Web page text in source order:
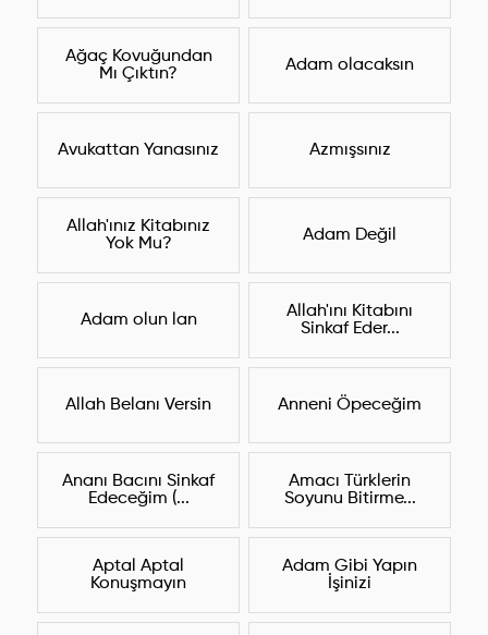
Ağaç Kovuğundan
Mı Çıktın?
Adam olacaksın
Avukattan Yanasınız Azmışsınız
Allah'ınız Kitabınız
Yok Mu?
Adam Değil
Adam olun lan
Allah'ını Kitabını
Sinkaf Eder...
Allah Belanı Versin Anneni Öpeceğim
Ananı Bacını Sinkaf
Edeceğim (...
Amacı Türklerin
Soyunu Bitirme...
Aptal Aptal
Konuşmayın
Adam Gibi Yapın
İşinizi